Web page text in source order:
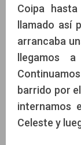
Coipa
llamado así
arrancaba
llegamos
barrido por
internamos
Celeste y